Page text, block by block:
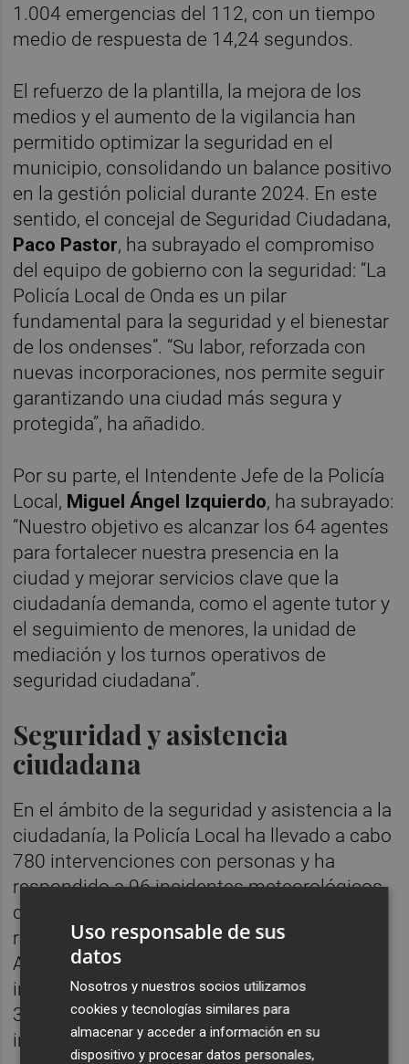
1.004 emergencias del 112, con un tiempo
medio de respuesta de 14,24 segundos.
El refuerzo de la plantilla, la mejora de los
medios y el aumento de la vigilancia han
permitido optimizar la seguridad en el
municipio, consolidando un balance positivo
en la gestión policial durante 2024. En este
sentido, el concejal de Seguridad Ciudadana,
Paco Pastor, ha subrayado el compromiso
del equipo de gobierno con la seguridad: “La
Policía Local de Onda es un pilar
fundamental para la seguridad y el bienestar
de los ondenses”. “Su labor, reforzada con
nuevas incorporaciones, nos permite seguir
garantizando una ciudad más segura y
protegida”, ha añadido.
Por su parte, el Intendente Jefe de la Policía
Local, Miguel Ángel Izquierdo, ha subrayado:
“Nuestro objetivo es alcanzar los 64 agentes
para fortalecer nuestra presencia en la
ciudad y mejorar servicios clave que la
ciudadanía demanda, como el agente tutor y
el seguimiento de menores, la unidad de
mediación y los turnos operativos de
seguridad ciudadana”.
Seguridad y asistencia
ciudadana
En el ámbito de la seguridad y asistencia a la
ciudadanía, la Policía Local ha llevado a cabo
780 intervenciones con personas y ha
respondido a 96 incidentes meteorológicos,
demostrando su rápida capacidad de
reacción ante situaciones de emergencia.
Asimismo, se han registrado 650
intervenciones con animales, de las cuales
30 han derivado en sanciones por
incumplimiento de normativas.
Uso responsable de sus
datos
Nosotros y nuestros socios utilizamos
cookies y tecnologías similares para
almacenar y acceder a información en su
dispositivo y procesar datos personales,